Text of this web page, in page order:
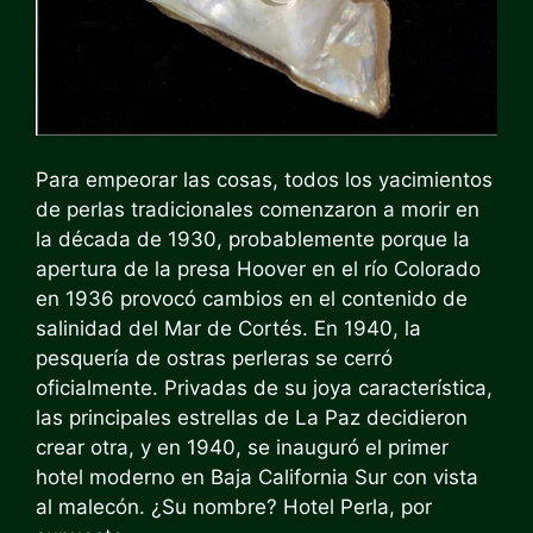
Para empeorar las cosas, todos los yacimientos
de perlas tradicionales comenzaron a morir en
la década de 1930, probablemente porque la
apertura de la presa Hoover en el río Colorado
en 1936 provocó cambios en el contenido de
salinidad del Mar de Cortés. En 1940, la
pesquería de ostras perleras se cerró
oficialmente. Privadas de su joya característica,
las principales estrellas de La Paz decidieron
crear otra, y en 1940, se inauguró el primer
hotel moderno en Baja California Sur con vista
al malecón. ¿Su nombre? Hotel Perla, por